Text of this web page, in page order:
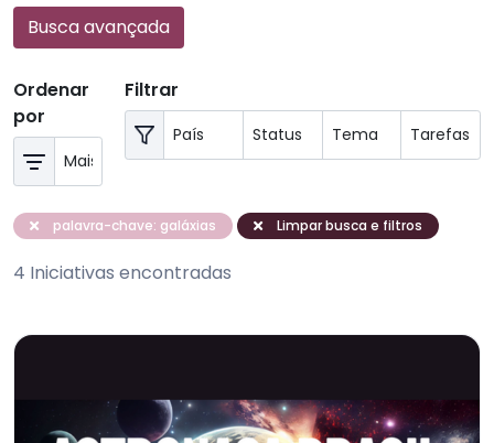
Busca avançada
Ordenar
por
Filtrar
palavra-chave: galáxias Limpar busca e filtros
4 Iniciativas encontradas